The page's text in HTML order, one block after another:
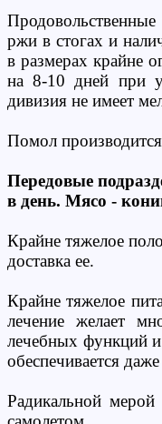
ржи в стогах и
в размерах крайне
на 8-10 дней при
дивизия не имеет
Помол
Передовые
в день. Мясо -
Крайне тяжелое
доставка ее.
Крайне тяжелое
лечение желает
лечебных функций
обеспечивается
Радикальной